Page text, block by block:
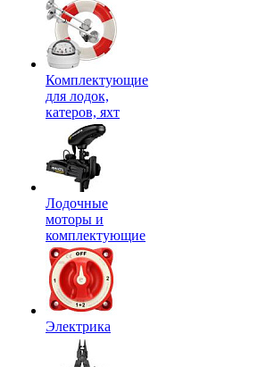
Комплектующие
для лодок,
катеров, яхт
Лодочные
моторы и
комплектующие
Электрика